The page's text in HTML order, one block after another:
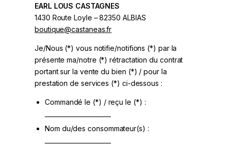
EARL LOUS CASTAGNES
1430 Route Loyle – 82350 ALBIAS
boutique@castaneas.fr
Je/Nous (*) vous notifie/notifions (*) par la
présente ma/notre (*) rétractation du contrat
portant sur la vente du bien (*) / pour la
prestation de services (*) ci-dessous :
Commandé le (*) / reçu le (*) :
Nom du/des consommateur(s) :